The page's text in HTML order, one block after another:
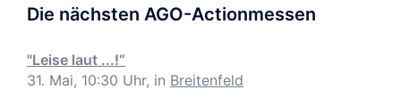
Die nächsten AGO-Actionmessen
"Leise laut ...!“
31. Mai, 10:30 Uhr, in Breitenfeld